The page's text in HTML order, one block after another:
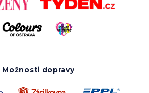
Možnosti dopravy